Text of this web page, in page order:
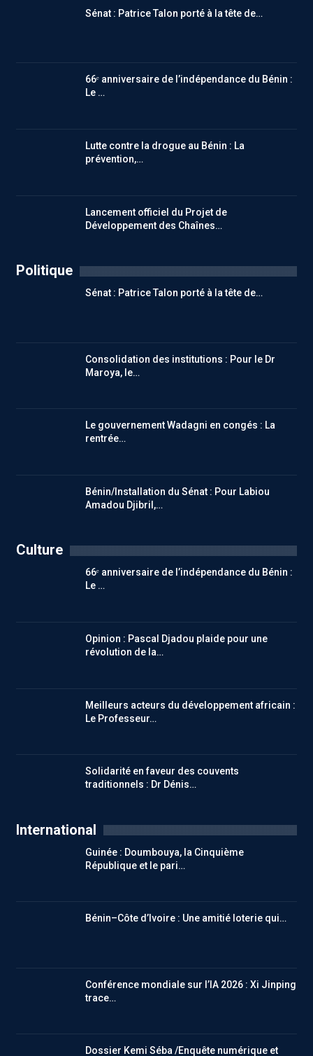
Sénat : Patrice Talon porté à la tête de…
66ᵉ anniversaire de l’indépendance du Bénin :
Le …
Lutte contre la drogue au Bénin : La
prévention,…
Lancement officiel du Projet de
Développement des Chaînes…
Politique
Sénat : Patrice Talon porté à la tête de…
Consolidation des institutions : Pour le Dr
Maroya, le…
Le gouvernement Wadagni en congés : La
rentrée…
Bénin/Installation du Sénat : Pour Labiou
Amadou Djibril,…
Culture
66ᵉ anniversaire de l’indépendance du Bénin :
Le …
Opinion : Pascal Djadou plaide pour une
révolution de la…
Meilleurs acteurs du développement africain :
Le Professeur…
Solidarité en faveur des couvents
traditionnels : Dr Dénis…
International
Guinée : Doumbouya, la Cinquième
République et le pari…
Bénin–Côte d’Ivoire : Une amitié loterie qui…
Conférence mondiale sur l’IA 2026 : Xi Jinping
trace…
Dossier Kemi Séba /Enquête numérique et